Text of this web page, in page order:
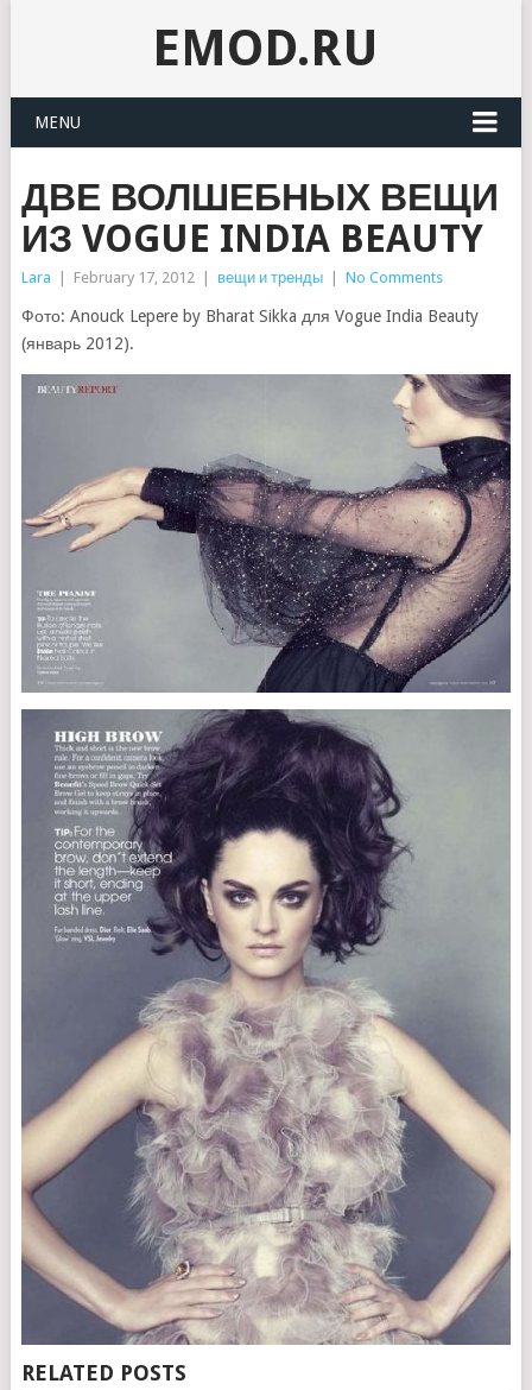
EMOD.RU
MENU
ДВЕ ВОЛШЕБНЫХ ВЕЩИ
ИЗ VOGUE INDIA BEAUTY
Lara February 17, 2012 вещи и тренды No Comments
Фото: Anouck Lepere by Bharat Sikka для Vogue India Beauty
(январь 2012).
RELATED POSTS